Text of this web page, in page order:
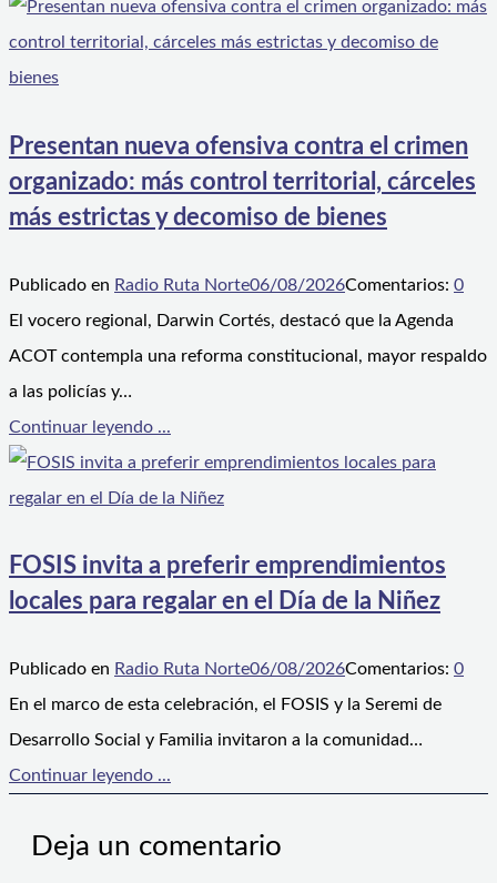
Presentan nueva ofensiva contra el crimen
organizado: más control territorial, cárceles
más estrictas y decomiso de bienes
Publicado en Radio Ruta Norte06/08/2026Comentarios: 0
El vocero regional, Darwin Cortés, destacó que la Agenda
ACOT contempla una reforma constitucional, mayor respaldo
a las policías y…
Continuar leyendo ...
FOSIS invita a preferir emprendimientos
locales para regalar en el Día de la Niñez
Publicado en Radio Ruta Norte06/08/2026Comentarios: 0
En el marco de esta celebración, el FOSIS y la Seremi de
Desarrollo Social y Familia invitaron a la comunidad…
Continuar leyendo ...
Deja un comentario